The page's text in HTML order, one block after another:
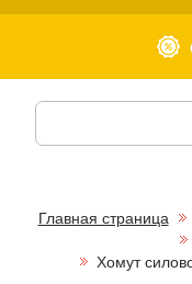
Главная страница
Хомут